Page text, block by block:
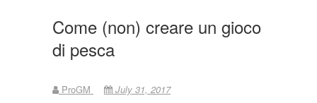
Come (non) creare un gioco
di pesca
ProGM July 31, 2017